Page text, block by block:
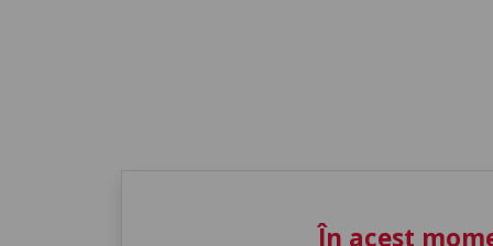
În acest